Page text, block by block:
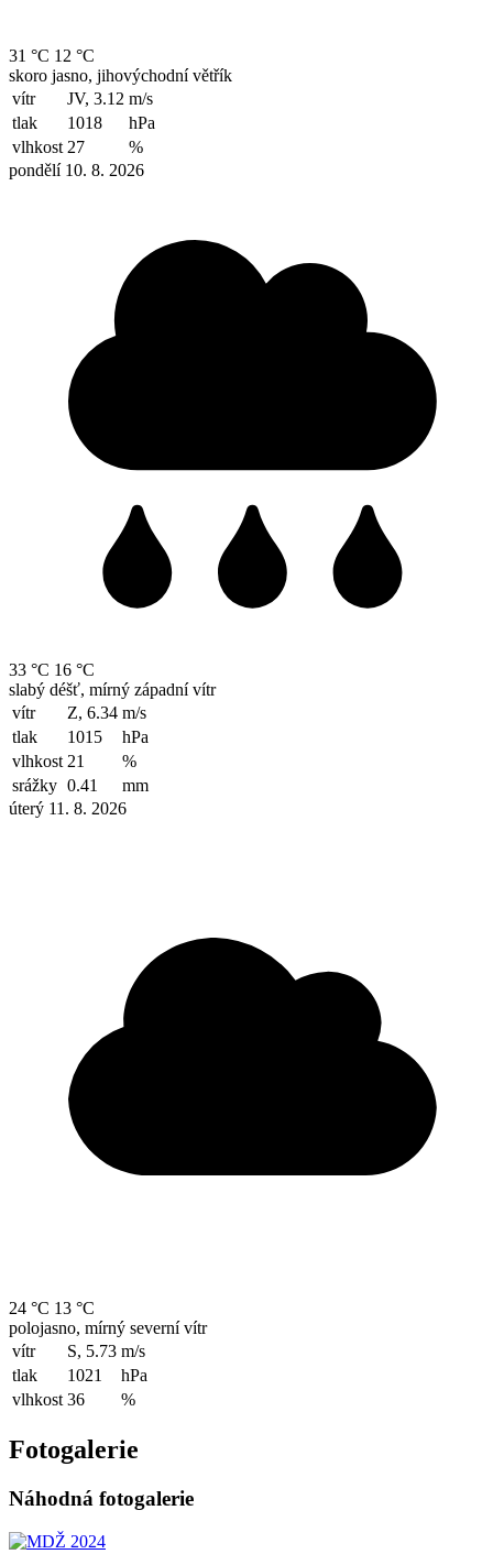
31 °C 12 °C
skoro jasno, jihovýchodní větřík
vítr
JV, 3.12 m/s
tlak
1018
hPa
vlhkost 27
%
pondělí 10. 8. 2026
33 °C 16 °C
slabý déšť, mírný západní vítr
vítr
Z, 6.34 m/s
tlak
1015
hPa
vlhkost 21
%
srážky 0.41
mm
úterý 11. 8. 2026
24 °C 13 °C
polojasno, mírný severní vítr
vítr
S, 5.73 m/s
tlak
1021
hPa
vlhkost 36 %
Fotogalerie
Náhodná fotogalerie